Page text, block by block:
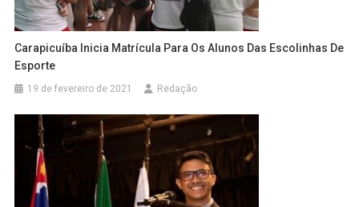
Carapicuíba Inicia Matrícula Para Os Alunos Das Escolinhas De
Esporte
19 de fevereiro de 2021 Redação